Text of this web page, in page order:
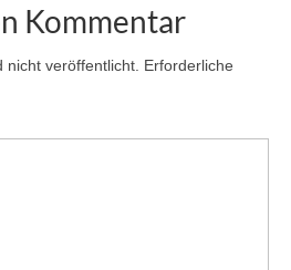
Kommentar
nicht veröffentlicht. Erforderliche